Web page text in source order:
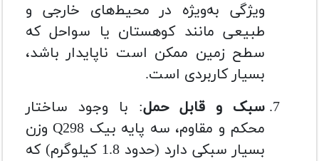
ویژگی به‌ویژه در محیط‌های خارجی و
طبیعی مانند کوهستان یا سواحل که
سطح زمین ممکن است ناپایدار باشد،
بسیار کاربردی است.
سبک و قابل حمل: با وجود ساختار
محکم و مقاوم، سه پایه بیک Q298 وزن
بسیار سبکی دارد (حدود 1.8 کیلوگرم) که